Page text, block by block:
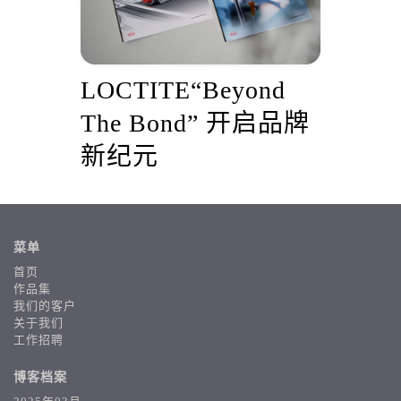
LOCTITE“Beyond
The Bond” 开启品牌
新纪元
菜单
首页
作品集
我们的客户
关于我们
工作招聘
博客档案